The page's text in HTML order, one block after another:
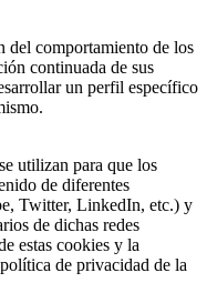
del comportamiento de los
continuada de sus
un perfil específico
utilizan para que los
de diferentes
Twitter, LinkedIn, etc.) y
de dichas redes
estas cookies y la
de privacidad de la